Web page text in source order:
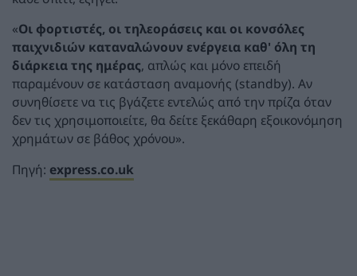
«Οι φορτιστές, οι τηλεοράσεις και οι κονσόλες
παιχνιδιών καταναλώνουν ενέργεια καθ' όλη τη
διάρκεια της ημέρας, απλώς και μόνο επειδή
παραμένουν σε κατάσταση αναμονής (standby). Αν
συνηθίσετε να τις βγάζετε εντελώς από την πρίζα όταν
δεν τις χρησιμοποιείτε, θα δείτε ξεκάθαρη εξοικονόμηση
χρημάτων σε βάθος χρόνου».
Πηγή: express.co.uk